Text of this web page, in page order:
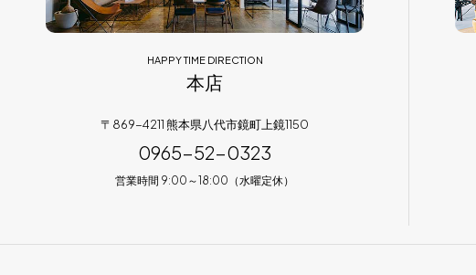
HAPPY TIME DIRECTION
本店
〒869-4211 熊本県八代市鏡町上鏡1150
0965-52-0323
営業時間 9:00～18:00（水曜定休）